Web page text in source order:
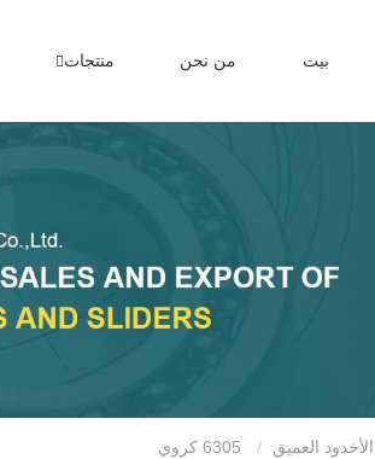
بيت من نحن منتجات
العميق